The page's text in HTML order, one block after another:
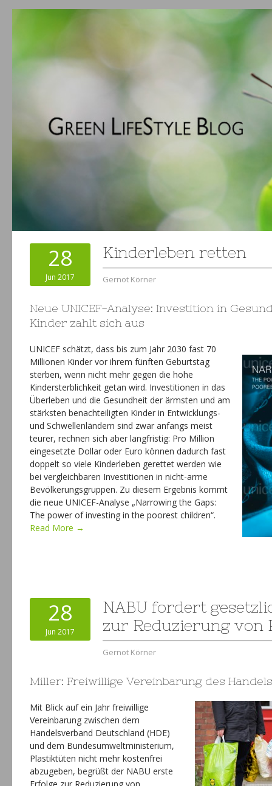
28
Jun 2017
Kinderleben retten
Gernot Körner
Neue UNICEF-Analyse: Investition in
Kinder zahlt sich aus
UNICEF schätzt, dass bis zum Jahr 2030 fast 70
Millionen Kinder vor ihrem fünften Geburtstag
sterben, wenn nicht mehr gegen die hohe
Kindersterblichkeit getan wird. Investitionen in das
Überleben und die Gesundheit der ärmsten und am
stärksten benachteiligten Kinder in Entwicklungs-
und Schwellenländern sind zwar anfangs meist
teurer, rechnen sich aber langfristig: Pro Million
eingesetzte Dollar oder Euro können dadurch fast
doppelt so viele Kinderleben gerettet werden wie
bei vergleichbaren Investitionen in nicht-arme
Bevölkerungsgruppen. Zu diesem Ergebnis kommt
die neue UNICEF-Analyse „Narrowing the Gaps:
The power of investing in the poorest children“.
Read More →
28
Jun 2017
NABU fordert
zur Reduzierung von
Gernot Körner
Miller: Freiwillige Vereinbarung des
Mit Blick auf ein Jahr freiwillige
Vereinbarung zwischen dem
Handelsverband Deutschland (HDE)
und dem Bundesumweltministerium,
Plastiktüten nicht mehr kostenfrei
abzugeben, begrüßt der NABU erste